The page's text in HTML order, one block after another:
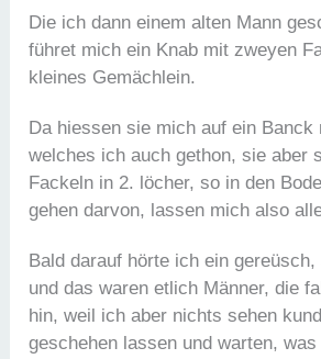
Die ich dann einem alten Mann
führet mich ein Knab mit zweyen
kleines Gemächlein.
Da hiessen sie mich auf ein Banck
welches ich auch gethon, sie aber
Fackeln in 2. löcher, so in den
gehen darvon, lassen mich also
Bald darauf hörte ich ein
und das waren etlich Männer, die
hin, weil ich aber nichts sehen
geschehen lassen und warten,